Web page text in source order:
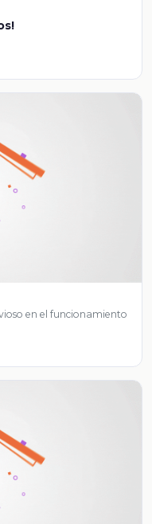
en el funcionamiento